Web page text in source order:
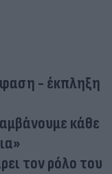
- έκπληξη
κάθε
τον ρόλο του